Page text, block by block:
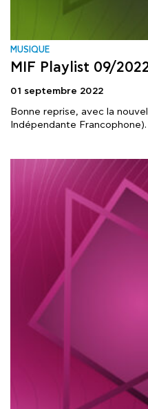
MUSIQUE
MIF Playlist 09/
01 septembre 2022
Bonne reprise, avec la
Indépendante